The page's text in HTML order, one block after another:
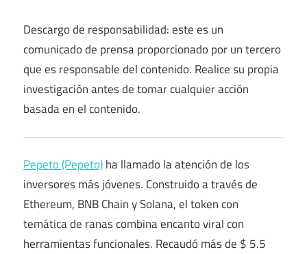
Descargo de responsabilidad: este es un
comunicado de prensa proporcionado por un tercero
que es responsable del contenido. Realice su propia
investigación antes de tomar cualquier acción
basada en el contenido.
Pepeto (Pepeto)ha llamado la atención de los
inversores más jóvenes. Construido a través de
Ethereum, BNB Chain y Solana, el token con
temática de ranas combina encanto viral con
herramientas funcionales. Recaudó más de $ 5.5